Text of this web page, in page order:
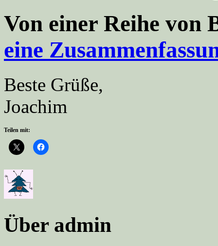
Von einer Reihe von
eine
Beste Grüße,
Joachim
Teilen mit:
Über admin